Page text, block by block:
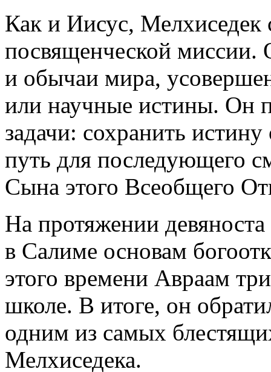
Как и Иисус, Мелхиседек
посвященческой миссии.
и обычаи мира,
или научные истины. Он
задачи: сохранить
путь для последующего
Сына этого Всеобщего
На протяжении
в Салиме основам
этого времени Авраам
школе. В итоге, он
одним из самых
Мелхиседека.